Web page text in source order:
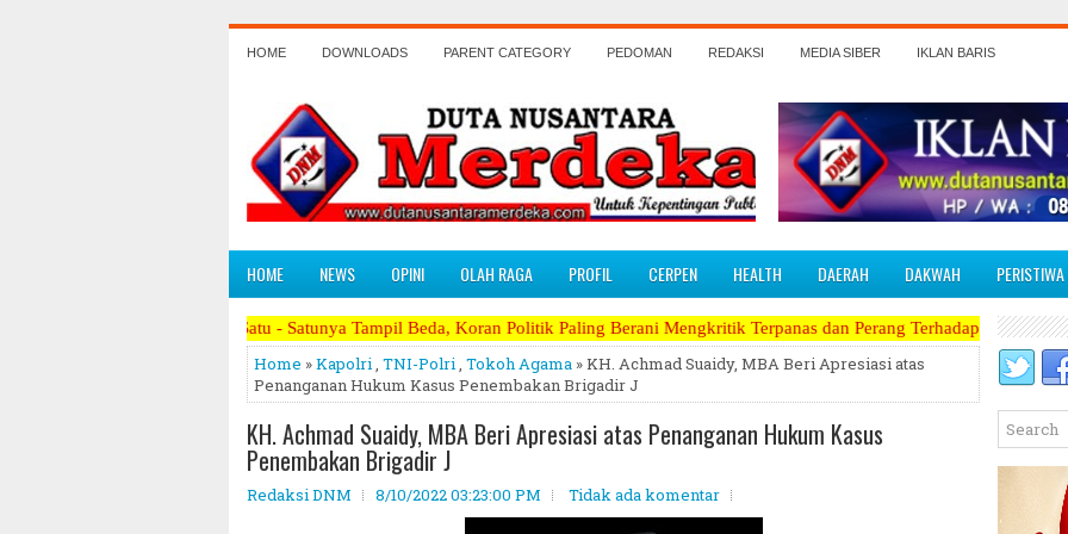
HOME DOWNLOADS PARENT CATEGORY PEDOMAN REDAKSI MEDIA SIBER IKLAN BARIS
HOME NEWS OPINI OLAH RAGA PROFIL CERPEN HEALTH DAERAH DAKWAH PERISTIWA
Satu - Satunya Tampil Beda, Koran Politik Paling Berani Mengkritik Terpanas dan Perang Terhadap Koruptor, Narkoba, Teroris
Home »Kapolri, TNI-Polri, Tokoh Agama » KH. Achmad Suaidy, MBA Beri Apresiasi atas
Penanganan Hukum Kasus Penembakan Brigadir J
KH. Achmad Suaidy, MBA Beri Apresiasi atas Penanganan Hukum Kasus
Penembakan Brigadir J
Redaksi DNM 8/10/2022 03:23:00 PM Tidak ada komentar